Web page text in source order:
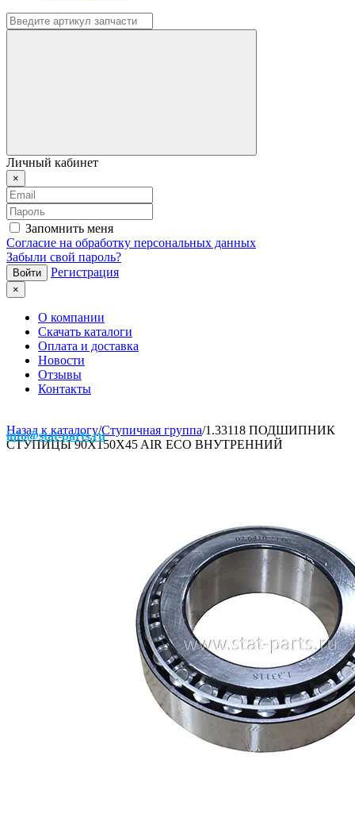
Личный кабинет
×
Запомнить меня
Согласие на обработку персональных данных
Забыли свой пароль?
Регистрация
×
О компании
Скачать каталоги
Оплата и доставка
Новости
Отзывы
Контакты
info@stat-parts.ru
Назад к каталогу/Ступичная группа/1.33118 ПОДШИПНИК
СТУПИЦЫ 90X150X45 AIR ECO ВНУТРЕННИЙ